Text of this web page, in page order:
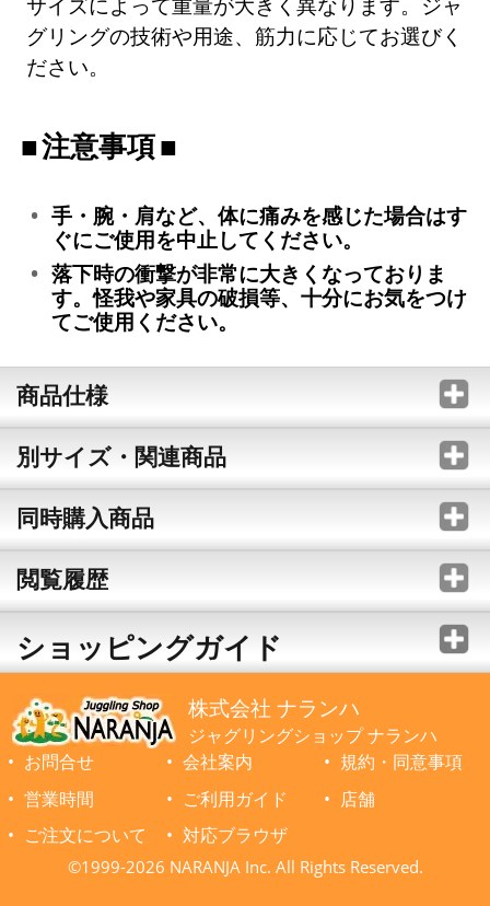
グリングの技術や用途、筋力に応じてお選びく
ださい。
注意事項
手・腕・肩など、体に痛みを感じた場合はす
ぐにご使用を中止してください。
落下時の衝撃が非常に大きくなっておりま
す。怪我や家具の破損等、十分にお気をつけ
てご使用ください。
商品仕様
別サイズ・関連商品
同時購入商品
閲覧履歴
ショッピングガイド
株式会社 ナランハ
ジャグリングショップ ナランハ
お問合せ
会社案内
規約・同意事項
営業時間
ご利用ガイド
店舗
ご注文について
対応ブラウザ
©1999-2026 NARANJA Inc. All Rights Reserved.